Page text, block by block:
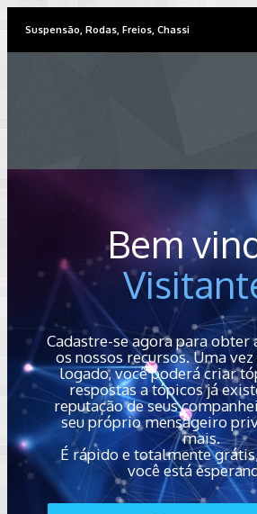
Suspensão, Rodas, Freios, Chassi
Bem
Cadastre-se agora para obter
os nossos recursos. Uma
logado, você poderá criar
respostas a tópicos já
reputação de seus
seu próprio mensageiro
mais.
É rápido e totalmente
você está